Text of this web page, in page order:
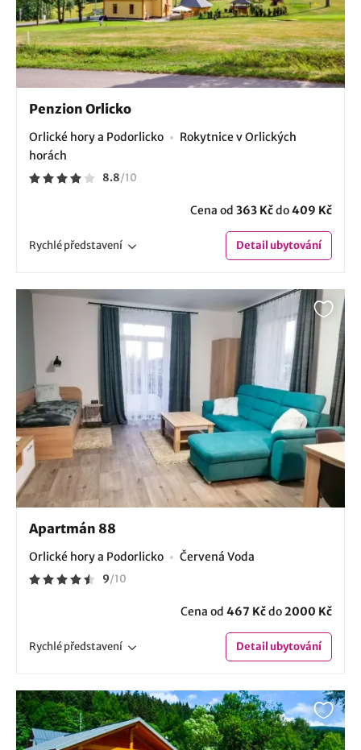
Penzion Orlicko
Orlické hory a Podorlicko
Rokytnice v Orlických
horách
8.8/10
Cena od 363 Kčdo409 Kč
Rychlépředstavení Detailubytování
Apartmán 88
Orlické hory a Podorlicko Červená Voda
9/10
Cena od 467 Kčdo2000 Kč
Rychlépředstavení Detailubytování